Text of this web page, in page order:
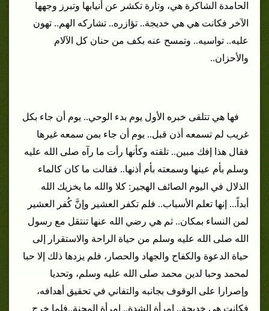
الحامدة الشاكرة هي، وتارة تكشر عن أنيابها وتبرز وجهها
الآخر فكانت هي هي خديجة.. تؤازره.. تشاركه الهم.. تهون
عليه.. تواسيه.. وتمسح عنه بكف من حنان كل الآلام
والأحزان..
فها هي تتلقى خبره الأول يوم بدء الوحي.. يوم أن جاء بكل
غريب لم تسمعه أذن قبل.. يوم أن جاء بمن سمعه غيرها
فقال هذا إفك مبين.. تلقته وكأنها رأت ما رآه صلى الله عليه
وسلم بأم عينها وسمعته بأم أذنها.. فقالت ما كان كالماء
الذلال في اليوم الصائف الهجير: كلا والله ما يخزيك الله
أبداً... إنها تعلم الأسباب.. فلم تكفر العشير وإنَّ كُفر العشير
لمن النساء بمكان.. ثم هي رضي الله عنها تنتقل مع رسول
الله صلى الله عليه وسلم من حياة الراحة والاستقرار إلى
حياة الدعوة والكفاح والجهاد والحصار، فلم يزدها ذلك إلا حبا
لمحمد وحبا لدين محمد صلى الله عليه وسلم، وتحديا
وإصرارا على الوقوف بجانبه والتفاني في تحقيق أهدافه،
فكانت هي خديجة.. امرأة الشدة.. امرأة المحنة..فلما خرج